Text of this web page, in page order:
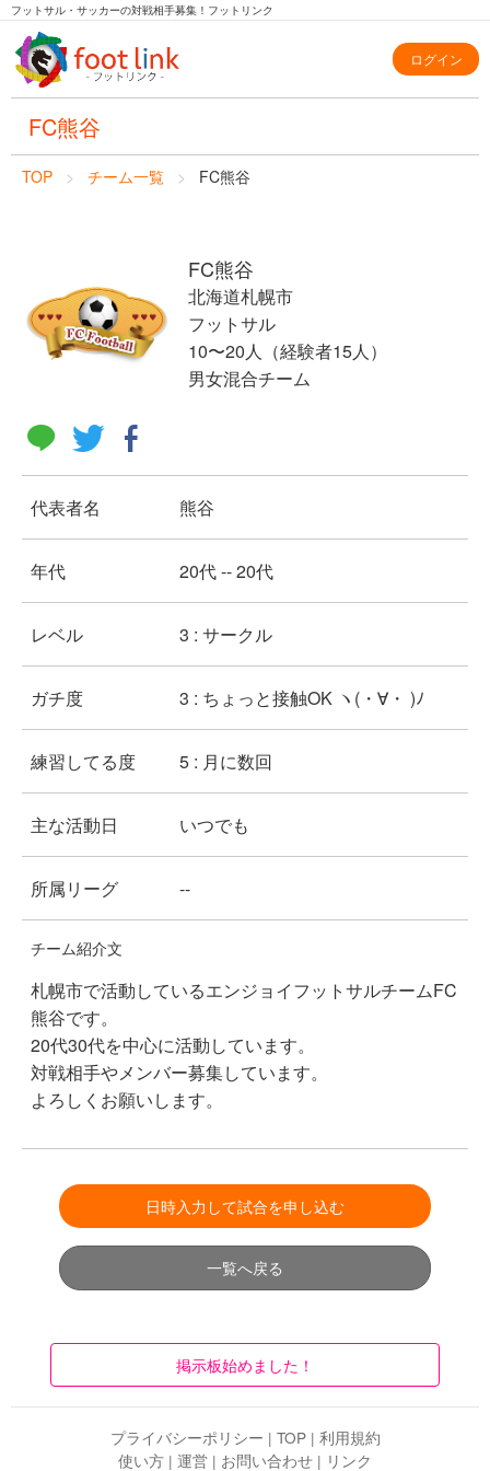
フットサル・サッカーの対戦相手募集！フットリンク
ログイン
FC熊谷
TOP チーム一覧 FC熊谷
FC熊谷
北海道札幌市
フットサル
10〜20人（経験者15人）
男女混合チーム
代表者名 熊谷
年代 20代 -- 20代
レベル 3 : サークル
ガチ度 3 : ちょっと接触OK ヽ(・∀・ )ﾉ
練習してる度 5 : 月に数回
主な活動日 いつでも
所属リーグ --
チーム紹介文
札幌市で活動しているエンジョイフットサルチームFC
熊谷です。
20代30代を中心に活動しています。
対戦相手やメンバー募集しています。
よろしくお願いします。
日時入力して試合を申し込む
一覧へ戻る
掲示板始めました！
プライバシーポリシー | TOP| 利用規約
使い方 | 運営 | お問い合わせ | リンク